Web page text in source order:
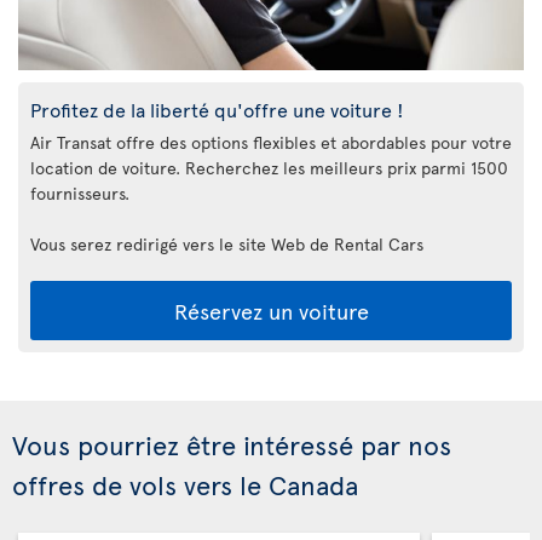
Profitez de la liberté qu'offre une voiture !
Air Transat offre des options flexibles et abordables pour votre
location de voiture. Recherchez les meilleurs prix parmi 1500
fournisseurs.
Vous serez redirigé vers le site Web de Rental Cars
Réservez un voiture
Vous pourriez être intéressé par nos
offres de vols vers le Canada